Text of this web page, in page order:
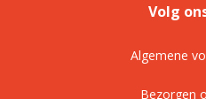
Volg
Algemene
Bezorgen